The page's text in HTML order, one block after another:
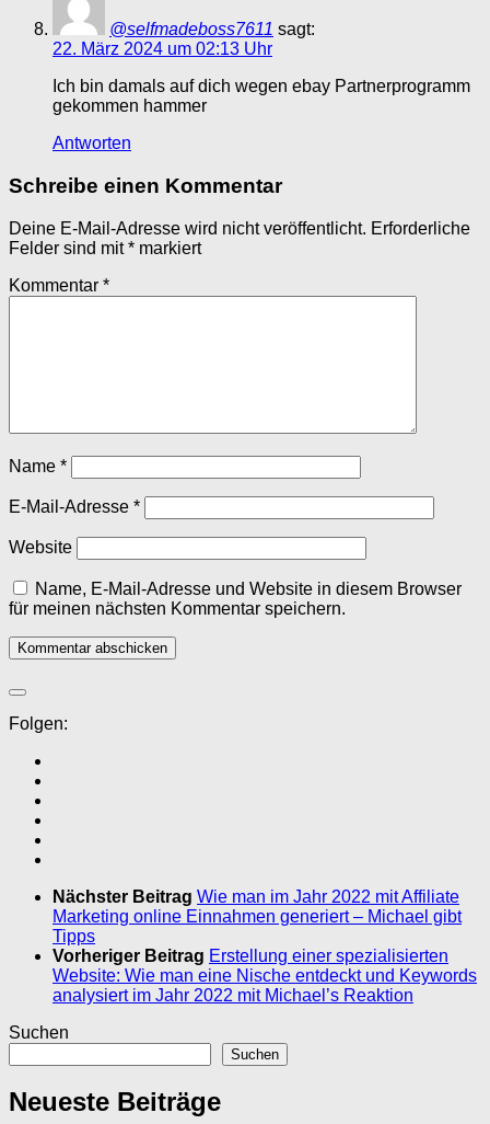
@selfmadeboss7611 sagt:
22. März 2024 um 02:13 Uhr
Ich bin damals auf dich wegen ebay Partnerprogramm
gekommen hammer
Antworten
Schreibe einen Kommentar
Deine E-Mail-Adresse wird nicht veröffentlicht. Erforderliche
Felder sind mit* markiert
Kommentar *
Name *
E-Mail-Adresse *
Website
Name, E-Mail-Adresse und Website in diesem Browser
für meinen nächsten Kommentar speichern.
Folgen:
Nächster Beitrag Wie man im Jahr 2022 mit Affiliate
Marketing online Einnahmen generiert – Michael gibt
Tipps
Vorheriger Beitrag Erstellung einer spezialisierten
Website: Wie man eine Nische entdeckt und Keywords
analysiert im Jahr 2022 mit Michael’s Reaktion
Suchen
Suchen
Neueste Beiträge